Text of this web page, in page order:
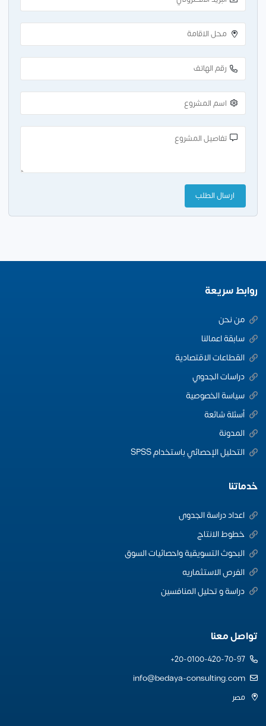
روابط سريعة
من نحن
سابقة اعمالنا
القطاعات الاقتصادية
دراسات الجدوي
سياسة الخصوصية
أسئلة شائعة
المدونة
التحليل الإحصائي باستخدام SPSS
خدماتنا
اعداد دراسة الجدوى
خطوط الانتاج
البحوث التسويقية واحصائيات السوق
الفرص الاستثماريه
دراسة و تحليل المنافسين
تواصل معنا
20-0100-420-70-97+
info@bedaya-consulting.com
مصر